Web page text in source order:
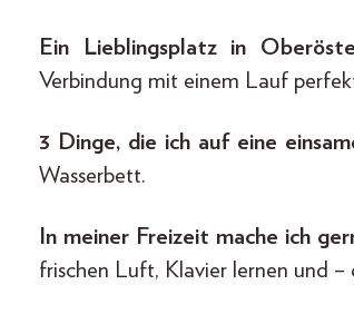
Ein Lieblingsplatz in
Verbindung mit einem Lauf
3 Dinge, die ich auf eine
Wasserbett.
In meiner Freizeit mache ich
frischen Luft, Klavier lernen und